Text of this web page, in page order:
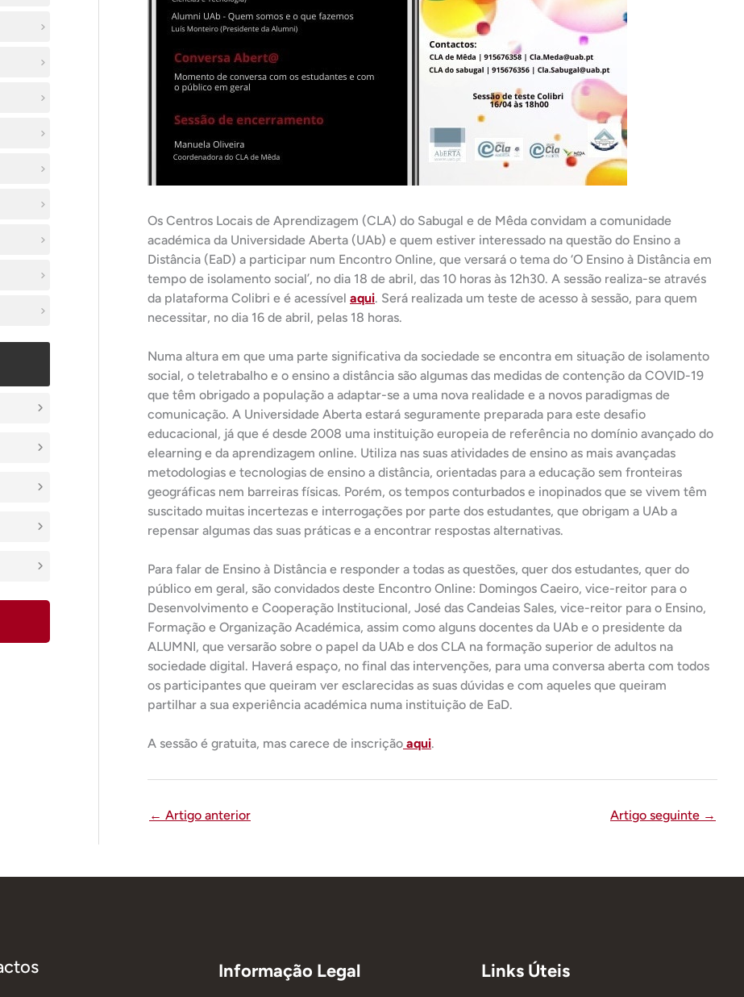
Os Centros Locais de Aprendizagem (CLA) do Sabugal e de Mêda convidam a comunidade
académica da Universidade Aberta (UAb) e quem estiver interessado na questão do Ensino a
Distância (EaD) a participar num Encontro Online, que versará o tema do ‘O Ensino à Distância em
tempo de isolamento social’, no dia 18 de abril, das 10 horas às 12h30. A sessão realiza-se através
da plataforma Colibri e é acessível aqui. Será realizada um teste de acesso à sessão, para quem
necessitar, no dia 16 de abril, pelas 18 horas.
Numa altura em que uma parte significativa da sociedade se encontra em situação de isolamento
social, o teletrabalho e o ensino a distância são algumas das medidas de contenção da COVID-19
que têm obrigado a população a adaptar-se a uma nova realidade e a novos paradigmas de
comunicação. A Universidade Aberta estará seguramente preparada para este desafio
educacional, já que é desde 2008 uma instituição europeia de referência no domínio avançado do
elearning e da aprendizagem online. Utiliza nas suas atividades de ensino as mais avançadas
metodologias e tecnologias de ensino a distância, orientadas para a educação sem fronteiras
geográficas nem barreiras físicas. Porém, os tempos conturbados e inopinados que se vivem têm
suscitado muitas incertezas e interrogações por parte dos estudantes, que obrigam a UAb a
repensar algumas das suas práticas e a encontrar respostas alternativas.
Para falar de Ensino à Distância e responder a todas as questões, quer dos estudantes, quer do
público em geral, são convidados deste Encontro Online: Domingos Caeiro, vice-reitor para o
Desenvolvimento e Cooperação Institucional, José das Candeias Sales, vice-reitor para o Ensino,
Formação e Organização Académica, assim como alguns docentes da UAb e o presidente da
ALUMNI, que versarão sobre o papel da UAb e dos CLA na formação superior de adultos na
sociedade digital. Haverá espaço, no final das intervenções, para uma conversa aberta com todos
os participantes que queiram ver esclarecidas as suas dúvidas e com aqueles que queiram
partilhar a sua experiência académica numa instituição de EaD.
A sessão é gratuita, mas carece de inscrição aqui.
← Artigo anterior Artigo seguinte →
Informação Legal Links Úteis